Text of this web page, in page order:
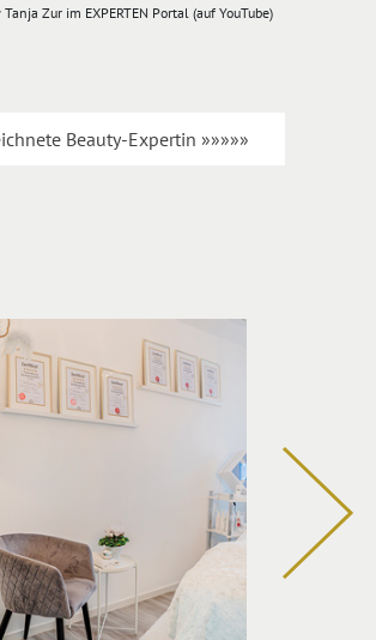
Zur im EXPERTEN Portal (auf YouTube)
Beauty-Expertin »»»»»